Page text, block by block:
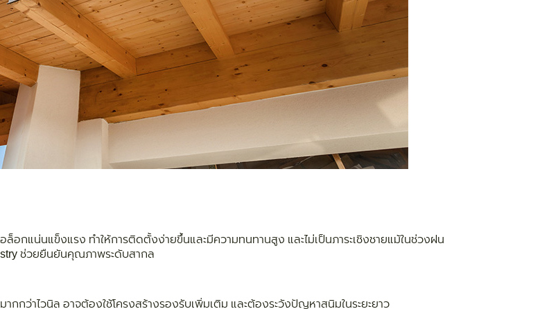
อกแน่นแข็งแรง ทำให้การติดตั้งง่ายขึ้นและมีความทนทานสูง และไม่เป็นภาระเชิงชายแม้ในช่วงฝน
ช่วยยืนยันคุณภาพระดับสากล
กว่าไวนิล อาจต้องใช้โครงสร้างรองรับเพิ่มเติม และต้องระวังปัญหาสนิมในระยะยาว